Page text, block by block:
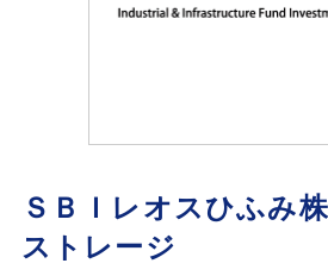
ＳＢＩレオスひふみ
ストレージ